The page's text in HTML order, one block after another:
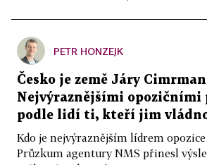
PETR HONZEJK
Česko je země Járy
Nejvýraznějšími
podle lidí ti, kteří jim
Kdo je nejvýraznějším lídrem opozice
Průzkum agentury NMS přinesl